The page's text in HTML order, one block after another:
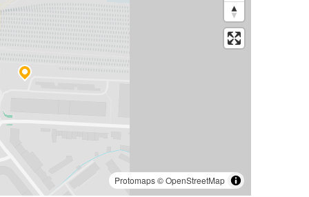
Protomaps©OpenStreetMap